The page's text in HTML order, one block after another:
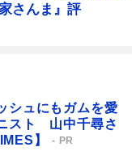
さんま』評
シュにもガムを愛
スト 山中千尋さ
】
PR